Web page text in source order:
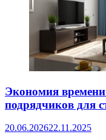
Экономия
подрядчиков для
20.06.202622.11.2025